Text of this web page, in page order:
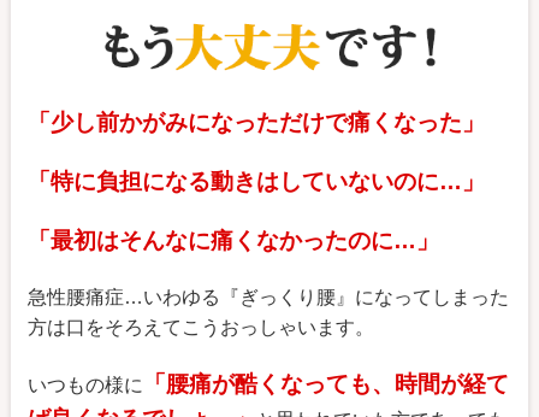
「少し前かがみになっただけで痛くなった」
「特に負担になる動きはしていないのに…」
「最初はそんなに痛くなかったのに…」
急性腰痛症…いわゆる『ぎっくり腰』になってしまった
方は口をそろえてこうおっしゃいます。
いつもの様に
「腰痛が酷くなっても、時間が経て